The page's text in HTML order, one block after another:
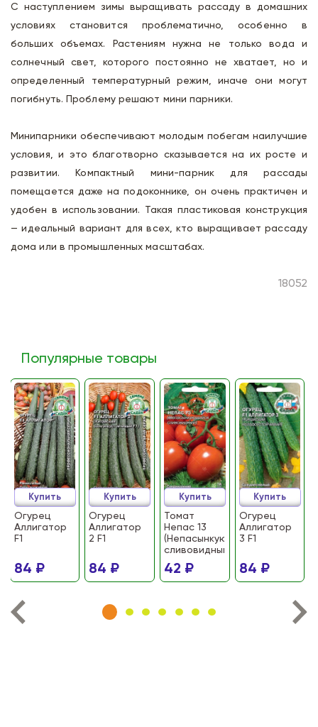
С наступлением зимы выращивать рассаду в домашних
условиях становится проблематично, особенно в
больших объемах. Растениям нужна не только вода и
солнечный свет, которого постоянно не хватает, но и
определенный температурный режим, иначе они могут
погибнуть. Проблему решают мини парники.
Минипарники обеспечивают молодым побегам наилучшие
условия, и это благотворно сказывается на их росте и
развитии. Компактный мини-парник для рассады
помещается даже на подоконнике, он очень практичен и
удобен в использовании. Такая пластиковая конструкция
— идеальный вариант для всех, кто выращивает рассаду
дома или в промышленных масштабах.
18052
Популярные товары
Огурец
Аллигатор
F1
84 ₽
Купить
Огурец
Аллигатор
2 F1
84 ₽
Купить
Томат
Непас 13
(Непасынкующийся
сливовидный)
42 ₽
Купить
Огурец
Аллигатор
3 F1
84 ₽
Купить